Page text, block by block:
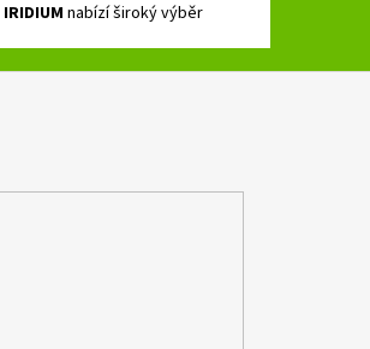
IRIDIUM nabízí široký výběr